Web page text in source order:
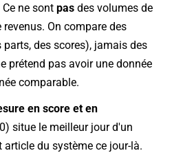
Ce ne sontpas des volumes de
On compare des
des scores), jamais des
prétend pas avoir une donnée
comparable.
en score et en
situe le meilleur jour d'un
du système ce jour-là.